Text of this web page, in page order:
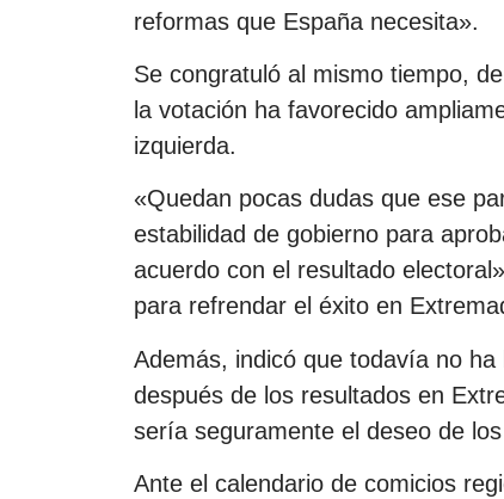
reformas que España necesita».
Se congratuló al mismo tiempo,
la votación ha favorecido
izquierda.
«Quedan pocas dudas que ese
estabilidad de gobierno para
acuerdo con el resultado
para refrendar el éxito en
Además, indicó que todavía no
después de los resultados en
sería seguramente el deseo de
Ante el calendario de comicios